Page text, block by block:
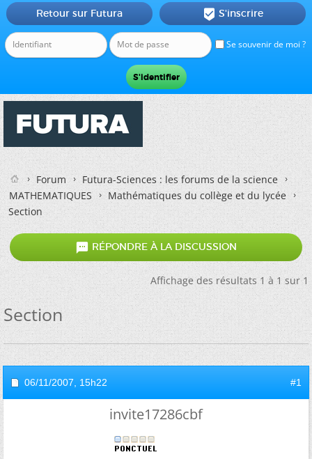
Se souvenir de moi ?
Retour sur Futura  S'inscrire
Forum
Futura-Sciences : les forums de la science
MATHEMATIQUES
Mathématiques du collège et du lycée
Section
 RÉPONDRE À LA DISCUSSION
Affichage des résultats 1 à 1 sur 1
Section
06/11/2007, 15h22 #1
invite17286cbf